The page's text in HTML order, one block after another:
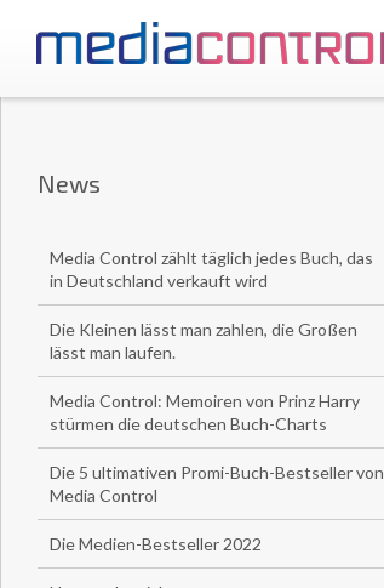
News
Media Control zählt täglich jedes Buch, das
in Deutschland verkauft wird
Die Kleinen lässt man zahlen, die Großen
lässt man laufen.
Media Control: Memoiren von Prinz Harry
stürmen die deutschen Buch-Charts
Die 5 ultimativen Promi-Buch-Bestseller von
Media Control
Die Medien-Bestseller 2022